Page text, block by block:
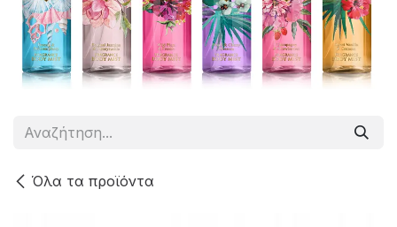
Όλα τα προϊόντα